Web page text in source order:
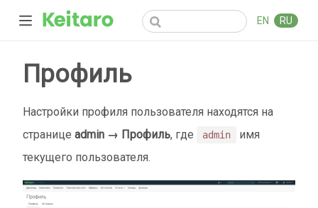
EN RU
Профиль
Настройки профиля пользователя находятся на
странице admin → Профиль, где admin
имя
текущего пользователя.